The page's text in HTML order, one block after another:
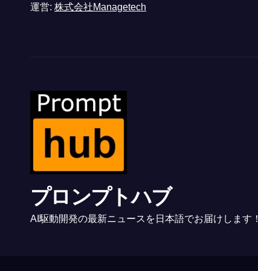
運営: 株式会社Managetech
プロンプトハブ
AI駆動開発の最新ニュースを日本語でお届けします！